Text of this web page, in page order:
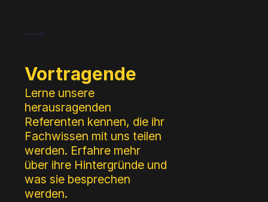
Vortragende
Lerne unsere
herausragenden
Referenten kennen, die ihr
Fachwissen mit uns teilen
werden. Erfahre mehr
über ihre Hintergründe und
was sie besprechen
werden.